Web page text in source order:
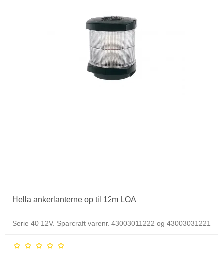
Hella ankerlanterne op til 12m LOA
Serie 40 12V. Sparcraft varenr. 43003011222 og 43003031221